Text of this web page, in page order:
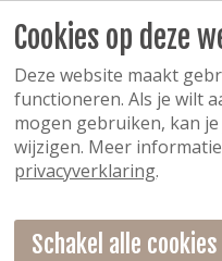
Cookies op deze
Deze website maakt
functioneren. Als je wilt
mogen gebruiken, kan
wijzigen. Meer
privacyverklaring.
Schakel alle